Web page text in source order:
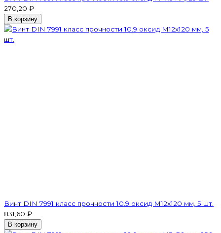
270,20 ₽
В корзину
Винт DIN 7991 класс прочности 10.9 оксид M12х120 мм, 5 шт.
831,60 ₽
В корзину